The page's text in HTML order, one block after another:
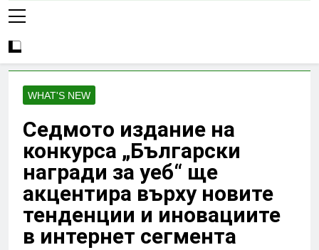
WHAT'S NEW
Седмото издание на
конкурса „Български
награди за уеб“ ще
акцентира върху новите
тенденции и иновациите
в интернет сегмента